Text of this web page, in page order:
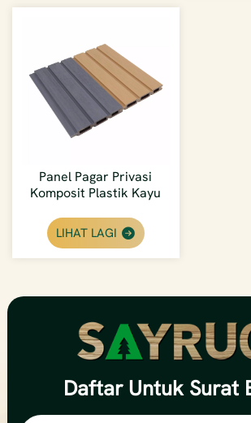
Panel Pagar Privasi
Komposit Plastik Kayu
Diekstrusi Bersama
Kilang Langsung
LIHAT LAGI
Daftar Untuk Surat